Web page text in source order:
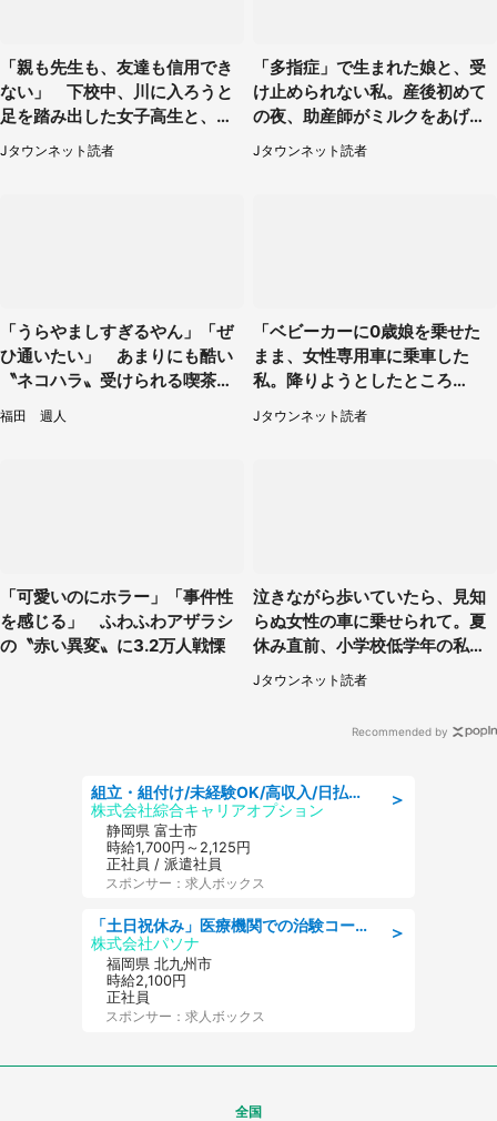
「親も先生も、友達も信用でき
ない」 下校中、川に入ろうと
足を踏み出した女子高生と、彼
女を止めた予想外の存在
Jタウンネット読者
「多指症」で生まれた娘と、受
け止められない私。産後初めて
の夜、助産師がミルクをあげて
るのを見て...（静岡県・20代女
性）
Jタウンネット読者
「うらやましすぎるやん」「ぜ
ひ通いたい」 あまりにも酷い
〝ネコハラ〟受けられる喫茶店
に5.3万人驚がく
福田 週人
「ベビーカーに0歳娘を乗せた
まま、女性専用車に乗車した
私。降りようとしたところ
で...」（大阪府・30代女性）
Jタウンネット読者
「可愛いのにホラー」「事件性
を感じる」 ふわふわアザラシ
の〝赤い異変〟に3.2万人戦慄
泣きながら歩いていたら、見知
らぬ女性の車に乗せられて。夏
休み直前、小学校低学年の私に
起きたこと（広島県・30代女
性）
Jタウンネット読者
Recommended by
＞
組立・組付け/未経験OK/高収入/日払いOK/寮費無料/交替制
株式会社綜合キャリアオプション
静岡県 富士市
時給1,700円～2,125円
正社員 / 派遣社員
スポンサー：求人ボックス
＞
「土日祝休み」医療機関での治験コーディネーターのお仕事/看護師
株式会社パソナ
福岡県 北九州市
時給2,100円
正社員
スポンサー：求人ボックス
全国